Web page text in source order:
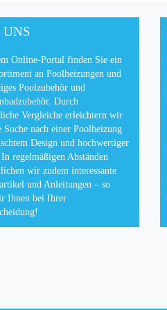
UNS
Online-Portal finden Sie ein
an Poolheizungen und
Poolzubehör und
Durch
Vergleiche erleichtern wir
Suche nach einer Poolheizung
Design und hochwertiger
regelmäßigen Abständen
wir zudem interessante
und Anleitungen – so
Ihnen bei Ihrer